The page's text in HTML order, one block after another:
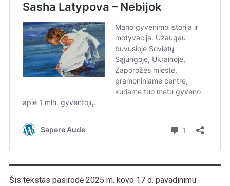
Šis tekstas pasirodė 2025 m. kovo 17 d. pavadinimu